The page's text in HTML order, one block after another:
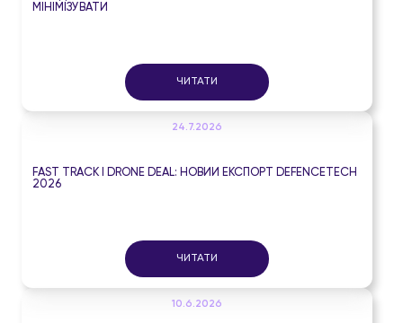
МІНІМІЗУВАТИ
ЧИТАТИ
24.7.2026
FAST TRACK І DRONE DEAL: НОВИЙ ЕКСПОРТ DEFENCETECH
2026
ЧИТАТИ
10.6.2026